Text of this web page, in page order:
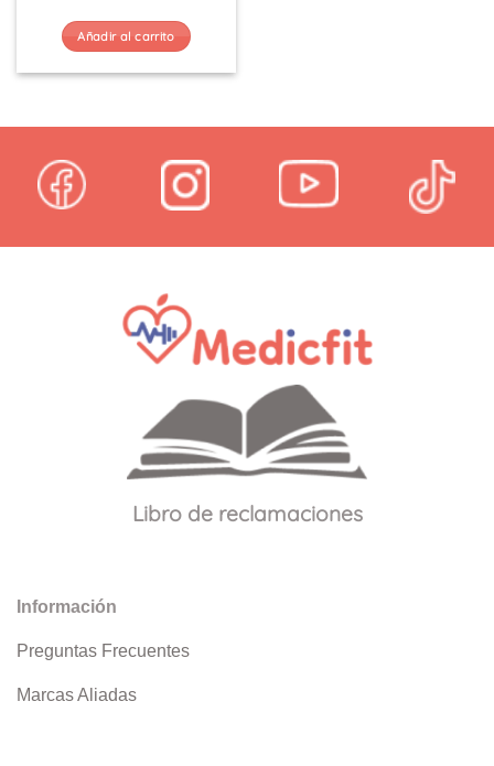
Añadir al carrito
Libro de reclamaciones
Información
Preguntas Frecuentes
Marcas Aliadas